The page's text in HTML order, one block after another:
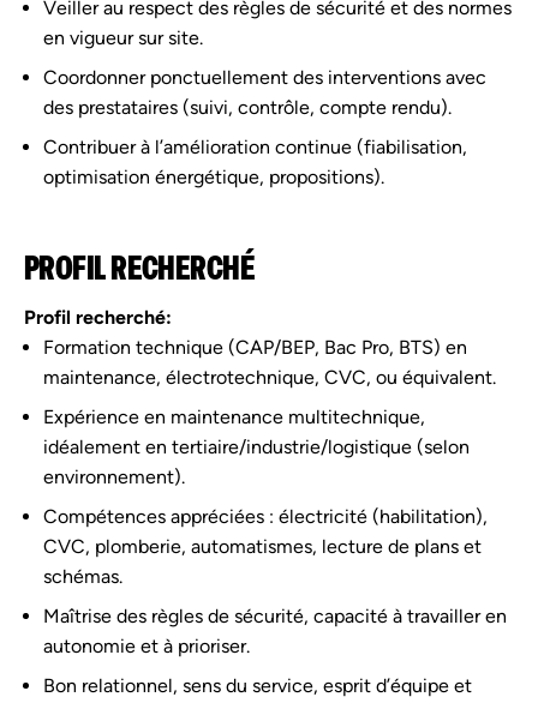
Veiller au respect des règles de sécurité et des normes
en vigueur sur site.
Coordonner ponctuellement des interventions avec
des prestataires (suivi, contrôle, compte rendu).
Contribuer à l’amélioration continue (fiabilisation,
optimisation énergétique, propositions).
PROFIL RECHERCHÉ
Profil recherché:
Formation technique (CAP/BEP, Bac Pro, BTS) en
maintenance, électrotechnique, CVC, ou équivalent.
Expérience en maintenance multitechnique,
idéalement en tertiaire/industrie/logistique (selon
environnement).
Compétences appréciées : électricité (habilitation),
CVC, plomberie, automatismes, lecture de plans et
schémas.
Maîtrise des règles de sécurité, capacité à travailler en
autonomie et à prioriser.
Bon relationnel, sens du service, esprit d’équipe et